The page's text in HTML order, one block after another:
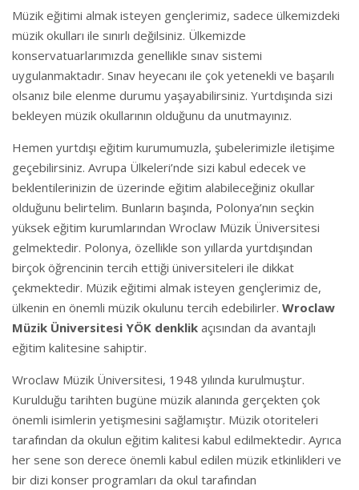
Müzik eğitimi almak isteyen gençlerimiz, sadece ülkemizdeki
müzik okulları ile sınırlı değilsiniz. Ülkemizde
konservatuarlarımızda genellikle sınav sistemi
uygulanmaktadır. Sınav heyecanı ile çok yetenekli ve başarılı
olsanız bile elenme durumu yaşayabilirsiniz. Yurtdışında sizi
bekleyen müzik okullarının olduğunu da unutmayınız.
Hemen yurtdışı eğitim kurumumuzla, şubelerimizle iletişime
geçebilirsiniz. Avrupa Ülkeleri’nde sizi kabul edecek ve
beklentilerinizin de üzerinde eğitim alabileceğiniz okullar
olduğunu belirtelim. Bunların başında, Polonya’nın seçkin
yüksek eğitim kurumlarından Wroclaw Müzik Üniversitesi
gelmektedir. Polonya, özellikle son yıllarda yurtdışından
birçok öğrencinin tercih ettiği üniversiteleri ile dikkat
çekmektedir. Müzik eğitimi almak isteyen gençlerimiz de,
ülkenin en önemli müzik okulunu tercih edebilirler. Wroclaw
Müzik Üniversitesi YÖK denklik açısından da avantajlı
eğitim kalitesine sahiptir.
Wroclaw Müzik Üniversitesi, 1948 yılında kurulmuştur.
Kurulduğu tarihten bugüne müzik alanında gerçekten çok
önemli isimlerin yetişmesini sağlamıştır. Müzik otoriteleri
tarafından da okulun eğitim kalitesi kabul edilmektedir. Ayrıca
her sene son derece önemli kabul edilen müzik etkinlikleri ve
bir dizi konser programları da okul tarafından